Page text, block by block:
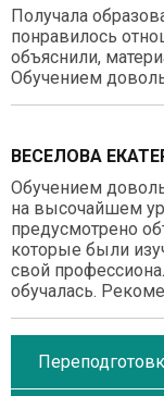
Получала
понравилось
объяснили,
Обучением
ВЕСЕЛОВА
Обучением
на высочайшем
предусмотрено
которые были
свой
обучалась.